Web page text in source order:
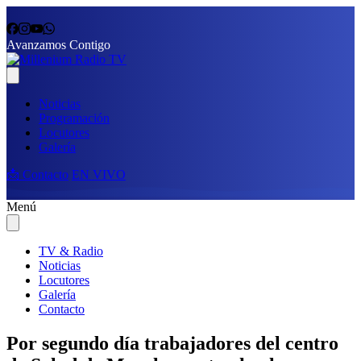
Avanzamos Contigo
Noticias
Programación
Locutores
Galería
📩 Contacto EN VIVO
Menú
TV & Radio
Noticias
Locutores
Galería
Contacto
Por segundo día trabajadores del centro